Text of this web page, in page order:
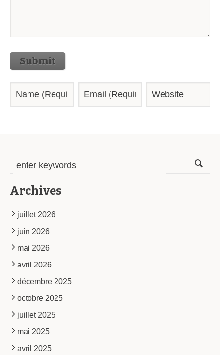
Submit
Archives
juillet 2026
juin 2026
mai 2026
avril 2026
décembre 2025
octobre 2025
juillet 2025
mai 2025
avril 2025